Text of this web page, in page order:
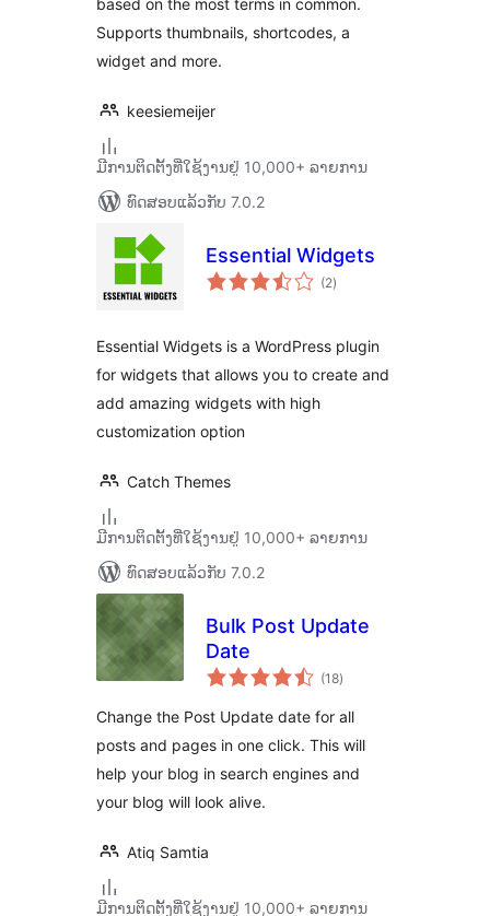
based on the most terms in common.
Supports thumbnails, shortcodes, a
widget and more.
keesiemeijer
ມີການຕິດຕັ້ງທີ່ໃຊ້ງານຢູ່ 10,000+ ລາຍການ
ທົດສອບແລ້ວກັບ 7.0.2
Essential Widgets
(2ຄະແນນ
ທັງໝົດ
)
Essential Widgets is a WordPress plugin
for widgets that allows you to create and
add amazing widgets with high
customization option
Catch Themes
ມີການຕິດຕັ້ງທີ່ໃຊ້ງານຢູ່ 10,000+ ລາຍການ
ທົດສອບແລ້ວກັບ 7.0.2
Bulk Post Update
Date
(18ຄະແນນ
ທັງໝົດ
)
Change the Post Update date for all
posts and pages in one click. This will
help your blog in search engines and
your blog will look alive.
Atiq Samtia
ມີການຕິດຕັ້ງທີ່ໃຊ້ງານຢູ່ 10,000+ ລາຍການ